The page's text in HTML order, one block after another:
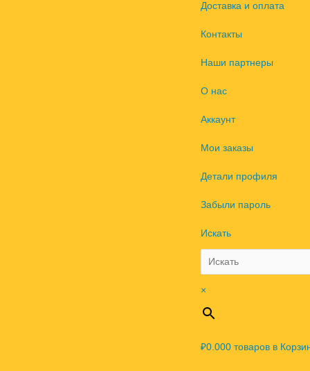
Доставка и оплата
Контакты
Наши партнеры
О нас
Аккаунт
Мои заказы
Детали профиля
Забыли пароль
Искать
×
₽0.000товаров в